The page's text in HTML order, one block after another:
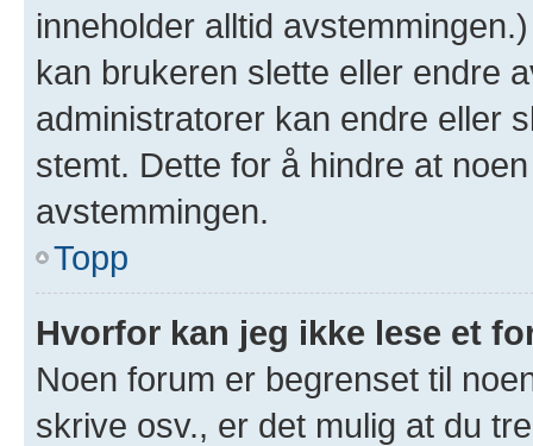
inneholder alltid
kan brukeren slette eller endre
administratorer kan endre eller
stemt. Dette for å hindre at
avstemmingen.
Topp
Hvorfor kan jeg ikke lese et
Noen forum er begrenset til
skrive osv., er det mulig at du